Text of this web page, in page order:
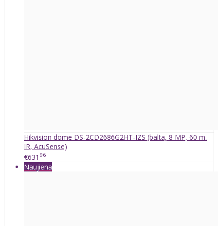
Hikvision dome DS-2CD2686G2HT-IZS (balta, 8 MP, 60 m.
IR, AcuSense)
€631 96
Naujiena